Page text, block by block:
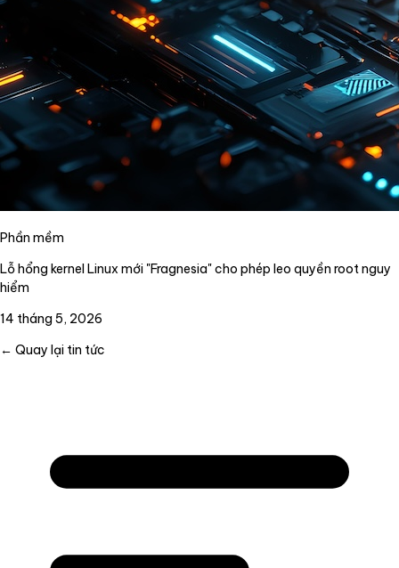
Phần mềm
Lỗ hổng kernel Linux mới "Fragnesia" cho phép leo quyền root nguy
hiểm
14 tháng 5, 2026
← Quay lại tin tức